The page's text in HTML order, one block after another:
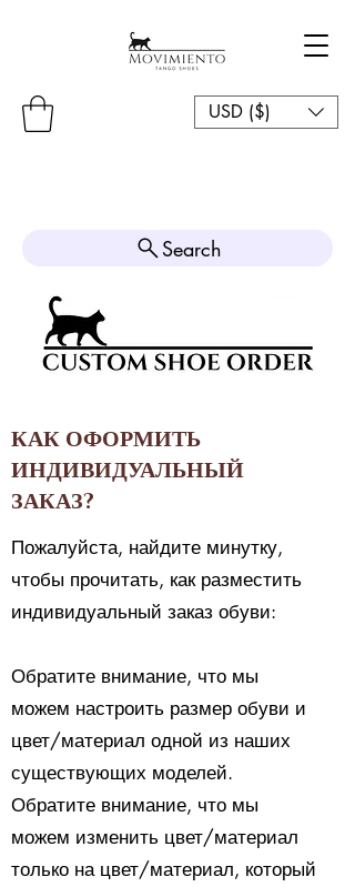
USD ($)
Search
КАК ОФОРМИТЬ
ИНДИВИДУАЛЬНЫЙ
ЗАКАЗ?
Пожалуйста, найдите минутку,
чтобы прочитать, как разместить
индивидуальный заказ обуви:
Обратите внимание, что мы
можем настроить размер обуви и
цвет/материал одной из наших
существующих моделей.
Обратите внимание, что мы
можем изменить цвет/материал
только на цвет/материал, который